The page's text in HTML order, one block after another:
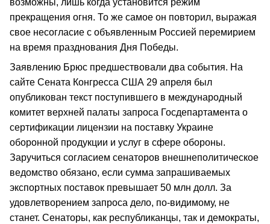
возможны, лишь когда установится режим
прекращения огня. То же самое он повторил, выражая
свое несогласие с объявленным Россией перемирием
на время празднования Дня Победы.
Заявлению Брюс предшествовали два события. На
сайте Сената Конгресса США 29 апреля был
опубликован текст поступившего в международный
комитет верхней палаты запроса Госдепартамента о
сертификации лицензии на поставку Украине
оборонной продукции и услуг в сфере обороны.
Заручиться согласием сенаторов внешнеполитическое
ведомство обязано, если сумма запрашиваемых
экспортных поставок превышает 50 млн долл. За
удовлетворением запроса дело, по-видимому, не
станет. Сенаторы, как республиканцы, так и демократы,